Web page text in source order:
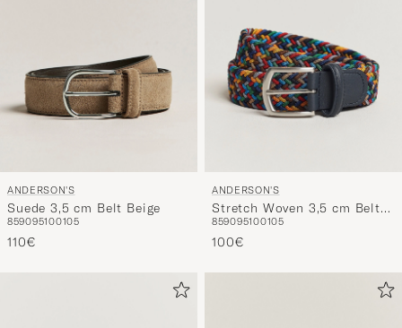
ANDERSON'S
Suede 3,5 cm Belt Beige
859095100105
110€
ANDERSON'S
Stretch Woven 3,5 cm Belt
Dark Multi
859095100105
100€